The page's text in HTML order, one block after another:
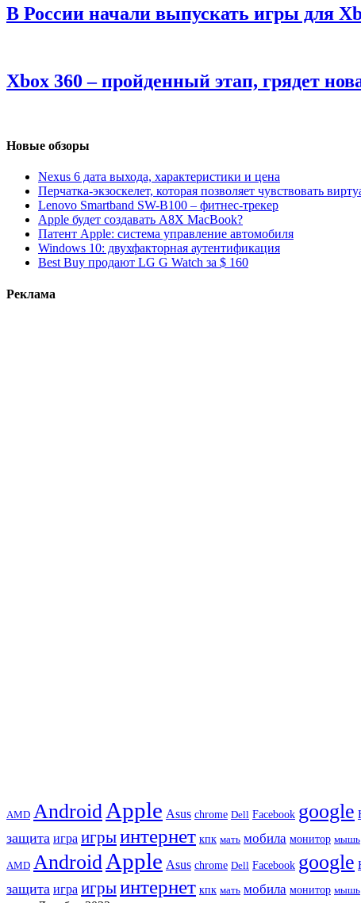
В России начали выпускать игры для
Xbox 360 – пройденный этап, грядет
Новые обзоры
Nexus 6 дата выхода, характеристики и цена
Перчатка-экзоскелет, которая позволяет чувствовать
Lenovo Smartband SW-B100 – фитнес-трекер
Apple будет создавать A8X MacBook?
Патент Apple: система управление автомобиля
Windows 10: двухфакторная аутентификация
Best Buy продают LG G Watch за $ 160
Реклама
AMD Android Apple Asus chrome Dell Facebook google
защита игра игрыинтернет кпк мать мобила монитор мышь
AMD Android Apple Asus chrome Dell Facebook google
защита игра игрыинтернет кпк мать мобила монитор мышь